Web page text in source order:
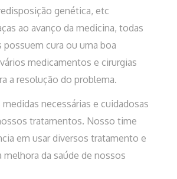
genética, etc
ao avanço da medicina, todas
possuem cura ou uma boa
medicamentos e cirurgias
a resolução do problema.
necessárias e cuidadosas
tratamentos. Nosso time
em usar diversos tratamento e
melhora da saúde de nossos